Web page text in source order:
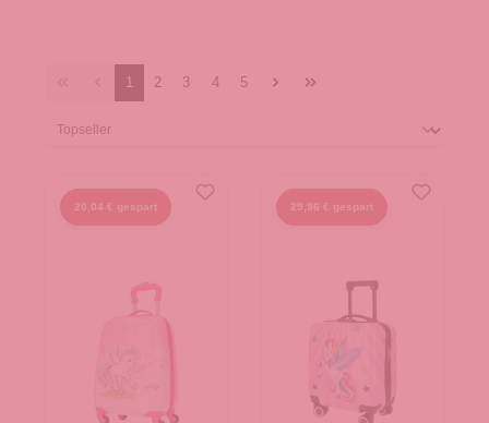
1 2 3 4 5
20,04 € gespart 29,96 € gespart